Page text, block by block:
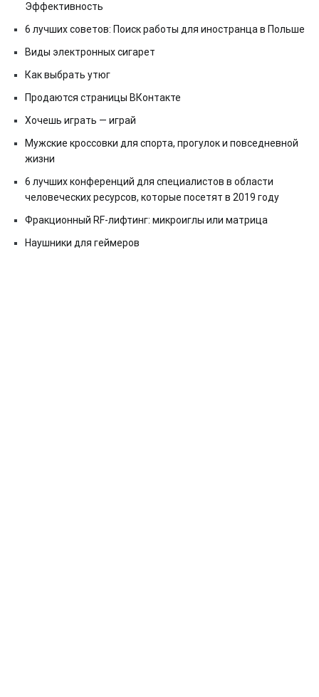
Эффективность
6 лучших советов: Поиск работы для иностранца в Польше
Виды электронных сигарет
Как выбрать утюг
Продаются страницы ВКонтакте
Хочешь играть — играй
Мужские кроссовки для спорта, прогулок и повседневной
жизни
6 лучших конференций для специалистов в области
человеческих ресурсов, которые посетят в 2019 году
Фракционный RF-лифтинг: микроиглы или матрица
Наушники для геймеров